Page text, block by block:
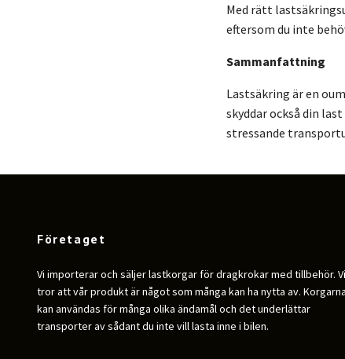
Med rätt
eftersom du inte
Sammanfattning
Lastsäkring är en
skyddar också din
stressande
Företaget
Vi importerar och säljer lastkorgar för dragkrokar med tillbehör. Vi
tror att vår produkt är något som många kan ha nytta av. Korgarna
kan användas för många olika ändamål och det underlättar
transporter av sådant du inte vill lasta inne i bilen.